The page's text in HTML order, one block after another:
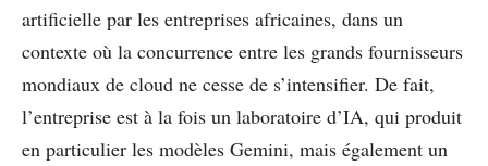
artificielle par les entreprises africaines, dans un
contexte où la concurrence entre les grands fournisseurs
mondiaux de cloud ne cesse de s’intensifier. De fait,
l’entreprise est à la fois un laboratoire d’IA, qui produit
en particulier les modèles Gemini, mais également un